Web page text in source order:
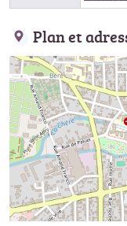
Plan et